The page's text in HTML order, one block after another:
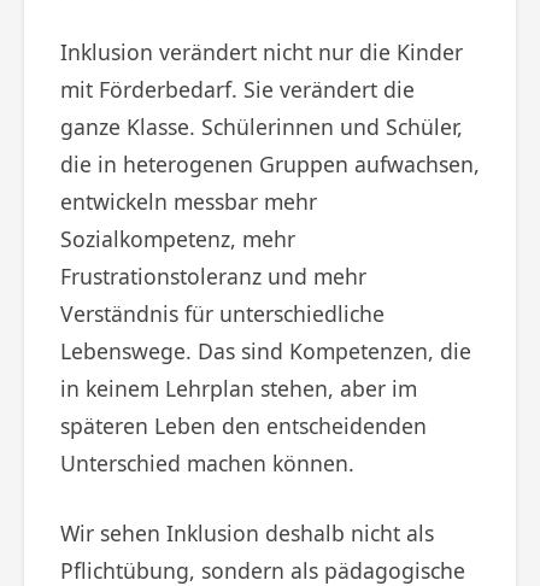
Inklusion verändert nicht nur die Kinder
mit Förderbedarf. Sie verändert die
ganze Klasse. Schülerinnen und Schüler,
die in heterogenen Gruppen aufwachsen,
entwickeln messbar mehr
Sozialkompetenz, mehr
Frustrationstoleranz und mehr
Verständnis für unterschiedliche
Lebenswege. Das sind Kompetenzen, die
in keinem Lehrplan stehen, aber im
späteren Leben den entscheidenden
Unterschied machen können.
Wir sehen Inklusion deshalb nicht als
Pflichtübung, sondern als pädagogische